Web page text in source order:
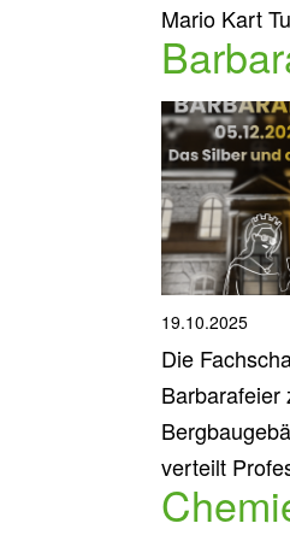
Mario Kart
19.10.2025
Die
Barbarafeier
verteilt